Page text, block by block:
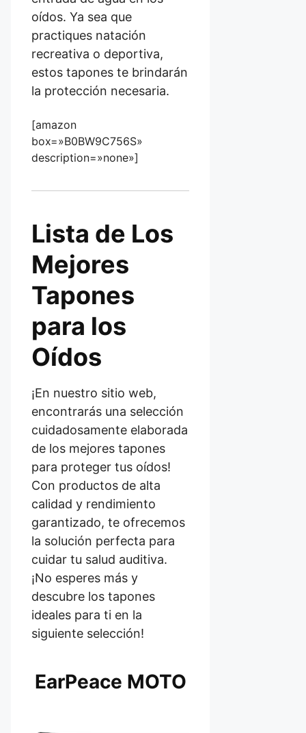
oídos. Ya sea que
practiques natación
recreativa o deportiva,
estos tapones te brindarán
la protección necesaria.
[amazon
box=»B0BW9C756S»
description=»none»]
Lista de Los
Mejores
Tapones
para los
Oídos
¡En nuestro sitio web,
encontrarás una selección
cuidadosamente elaborada
de los mejores tapones
para proteger tus oídos!
Con productos de alta
calidad y rendimiento
garantizado, te ofrecemos
la solución perfecta para
cuidar tu salud auditiva.
¡No esperes más y
descubre los tapones
ideales para ti en la
siguiente selección!
EarPeace MOTO